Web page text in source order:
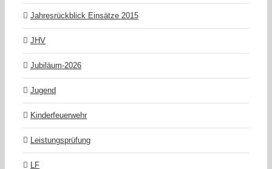
Jahresrückblick Einsätze 2015
JHV
Jubiläum-2026
Jugend
Kinderfeuerwehr
Leistungsprüfung
LF